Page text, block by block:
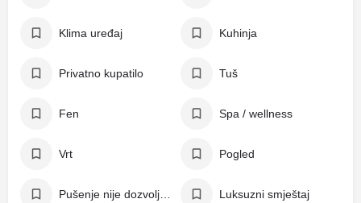
Klima uređaj Kuhinja
Privatno kupatilo Tuš
Fen Spa / wellness
Vrt Pogled
Luksuzni smještaj